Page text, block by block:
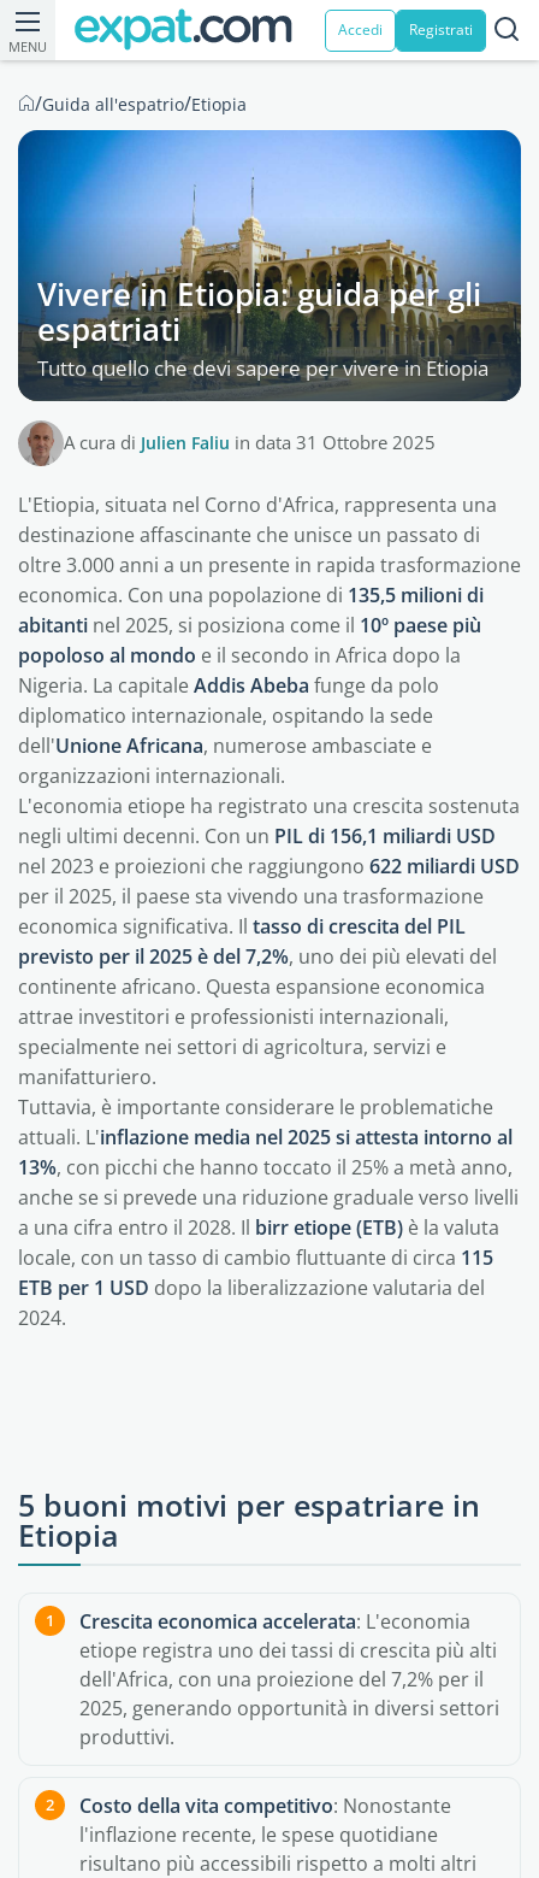
MENU
Accedi Registrati
/Guida all'espatrio/Etiopia
Vivere in Etiopia: guida per gli
espatriati
Tutto quello che devi sapere per vivere in Etiopia
A cura di Julien Faliu in data 31 Ottobre 2025
L'Etiopia, situata nel Corno d'Africa, rappresenta una
destinazione affascinante che unisce un passato di
oltre 3.000 anni a un presente in rapida trasformazione
economica. Con una popolazione di 135,5 milioni di
abitanti nel 2025, si posiziona come il 10º paese più
popoloso al mondo e il secondo in Africa dopo la
Nigeria. La capitaleAddis Abeba funge da polo
diplomatico internazionale, ospitando la sede
dell'Unione Africana, numerose ambasciate e
organizzazioni internazionali.
L'economia etiope ha registrato una crescita sostenuta
negli ultimi decenni. Con un PIL di 156,1 miliardi USD
nel 2023 e proiezioni che raggiungono 622 miliardi USD
per il 2025, il paese sta vivendo una trasformazione
economica significativa. Il tasso di crescita del PIL
previsto per il 2025 è del 7,2%, uno dei più elevati del
continente africano. Questa espansione economica
attrae investitori e professionisti internazionali,
specialmente nei settori di agricoltura, servizi e
manifatturiero.
Tuttavia, è importante considerare le problematiche
attuali. L'inflazione media nel 2025 si attesta intorno al
13%, con picchi che hanno toccato il 25% a metà anno,
anche se si prevede una riduzione graduale verso livelli
a una cifra entro il 2028. Il birr etiope (ETB) è la valuta
locale, con un tasso di cambio fluttuante di circa 115
ETB per 1 USD dopo la liberalizzazione valutaria del
2024.
5 buoni motivi per espatriare in
Etiopia
Crescita economica accelerata: L'economia
etiope registra uno dei tassi di crescita più alti
dell'Africa, con una proiezione del 7,2% per il
2025, generando opportunità in diversi settori
produttivi.
Costo della vita competitivo: Nonostante
l'inflazione recente, le spese quotidiane
risultano più accessibili rispetto a molti altri